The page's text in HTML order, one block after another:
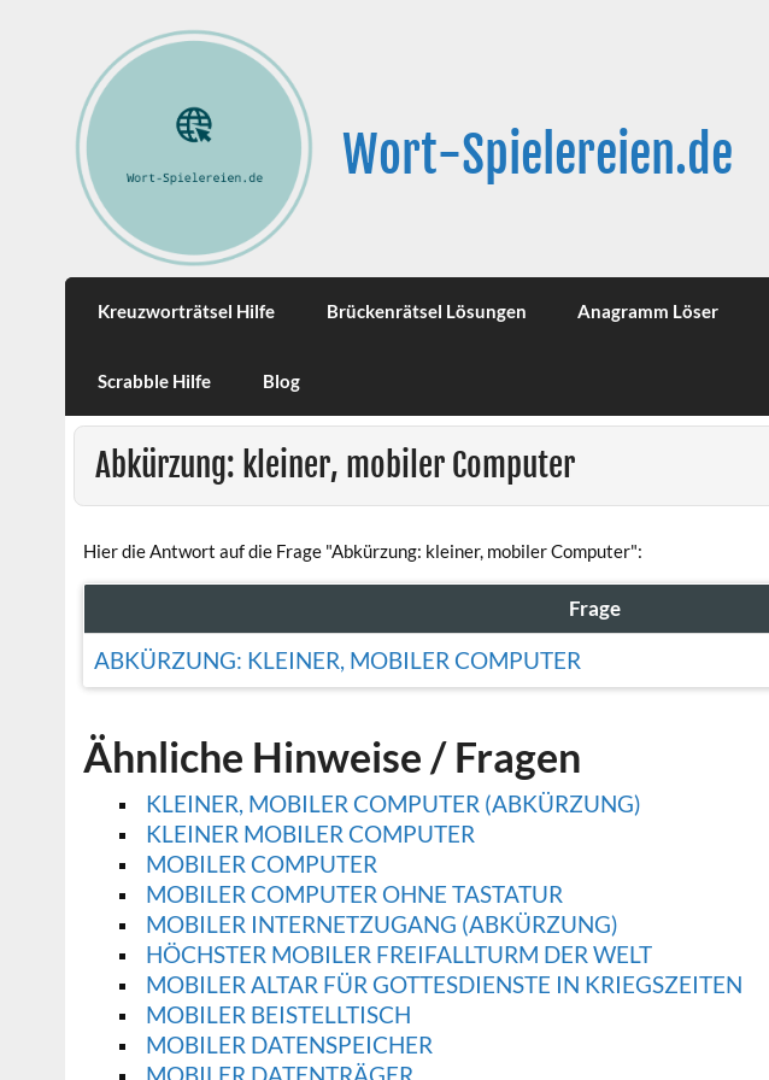
Wort-Spielereien.de
Kreuzworträtsel Hilfe Brückenrätsel Lösungen Anagramm Löser
Scrabble Hilfe Blog
Abkürzung: kleiner, mobiler Computer
Hier die Antwort auf die Frage "Abkürzung: kleiner, mobiler Computer":
Frage
ABKÜRZUNG: KLEINER, MOBILER COMPUTER
Ähnliche Hinweise / Fragen
KLEINER, MOBILER COMPUTER (ABKÜRZUNG)
KLEINER MOBILER COMPUTER
MOBILER COMPUTER
MOBILER COMPUTER OHNE TASTATUR
MOBILER INTERNETZUGANG (ABKÜRZUNG)
HÖCHSTER MOBILER FREIFALLTURM DER WELT
MOBILER ALTAR FÜR GOTTESDIENSTE IN KRIEGSZEITEN
MOBILER BEISTELLTISCH
MOBILER DATENSPEICHER